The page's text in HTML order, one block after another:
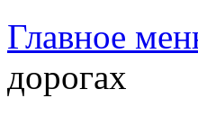
Главное
дорогах